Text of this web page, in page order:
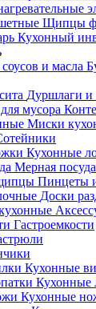
Щипцы
Кухонный
Дуршлаги и
Миски
Кухонные
Мерная посуда
Пинцеты
Доски
Гастроемкости
Кухонные
Кухонные
Кухонные